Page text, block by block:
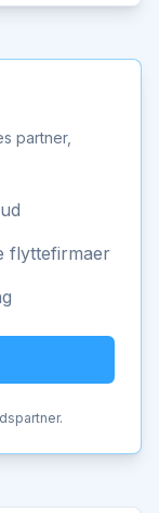
partner,
flyttefirmaer